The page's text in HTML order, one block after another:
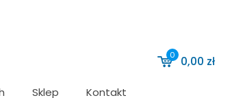
Sklep Kontakt
0 0,00 zł